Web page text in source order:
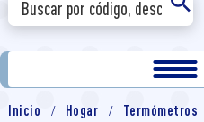
Inicio Hogar Termómetros